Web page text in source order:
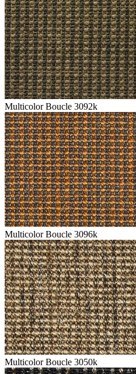
Multicolor Boucle 3092k
Multicolor Boucle 3096k
Multicolor Boucle 3050k